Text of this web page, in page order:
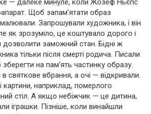
— далеке минуле, коли Жозеф Ньєпс
Щоб запам’ятати образ
Запрошували художника, і він
як зрозуміло, це коштувало дорого і
заможний стан. Бідні ж
тільки після смерті родича. Писали
на пам’ять частинку образу.
святкове вбрання, а очі — відкривали.
картини, наприклад, померлого
стіл. А якщо небіжчик — це дитина,
іграшки. Пізніше, коли винайшли